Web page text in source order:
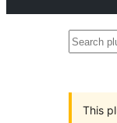
Search
This